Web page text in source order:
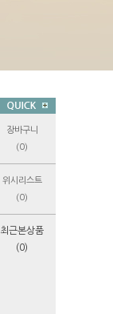
장바구니
(0)
위시리스트
(0)
최근본상품
(0)